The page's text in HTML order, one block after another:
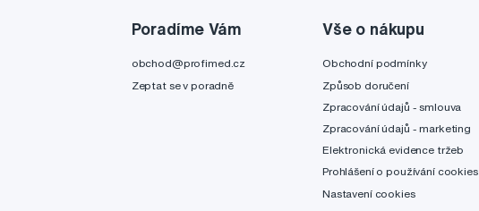
Poradíme Vám
obchod@profimed.cz
Zeptat se v poradně
Vše o nákupu
Obchodní podmínky
Způsob doručení
Zpracování údajů - smlouva
Zpracování údajů - marketing
Elektronická evidence tržeb
Prohlášení o používání cookies
Nastavení cookies